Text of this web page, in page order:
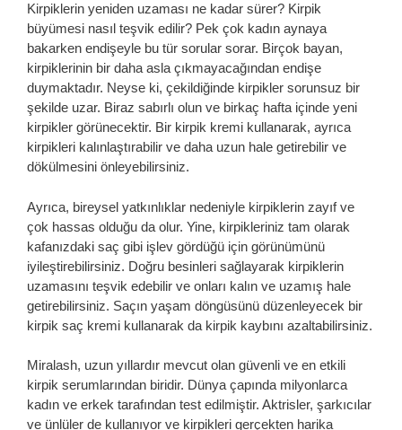
Kirpiklerin yeniden uzaması ne kadar sürer? Kirpik
büyümesi nasıl teşvik edilir? Pek çok kadın aynaya
bakarken endişeyle bu tür sorular sorar. Birçok bayan,
kirpiklerinin bir daha asla çıkmayacağından endişe
duymaktadır. Neyse ki, çekildiğinde kirpikler sorunsuz bir
şekilde uzar. Biraz sabırlı olun ve birkaç hafta içinde yeni
kirpikler görünecektir. Bir kirpik kremi kullanarak, ayrıca
kirpikleri kalınlaştırabilir ve daha uzun hale getirebilir ve
dökülmesini önleyebilirsiniz.
Ayrıca, bireysel yatkınlıklar nedeniyle kirpiklerin zayıf ve
çok hassas olduğu da olur. Yine, kirpikleriniz tam olarak
kafanızdaki saç gibi işlev gördüğü için görünümünü
iyileştirebilirsiniz. Doğru besinleri sağlayarak kirpiklerin
uzamasını teşvik edebilir ve onları kalın ve uzamış hale
getirebilirsiniz. Saçın yaşam döngüsünü düzenleyecek bir
kirpik saç kremi kullanarak da kirpik kaybını azaltabilirsiniz.
Miralash, uzun yıllardır mevcut olan güvenli ve en etkili
kirpik serumlarından biridir. Dünya çapında milyonlarca
kadın ve erkek tarafından test edilmiştir. Aktrisler, şarkıcılar
ve ünlüler de kullanıyor ve kirpikleri gerçekten harika